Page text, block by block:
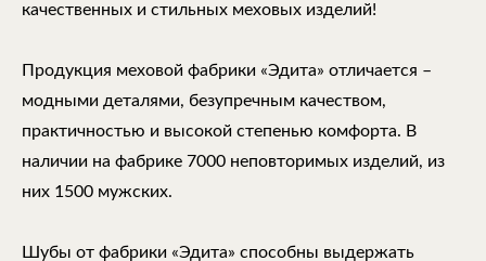
качественных и стильных меховых изделий!
Продукция меховой фабрики «Эдита» отличается –
модными деталями, безупречным качеством,
практичностью и высокой степенью комфорта. В
наличии на фабрике 7000 неповторимых изделий, из
них 1500 мужских.
Шубы от фабрики «Эдита» способны выдержать